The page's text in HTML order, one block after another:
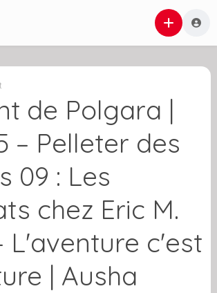
de Polgara |
– Pelleter des
09 : Les
chez Eric M.
L'aventure c'est
| Ausha